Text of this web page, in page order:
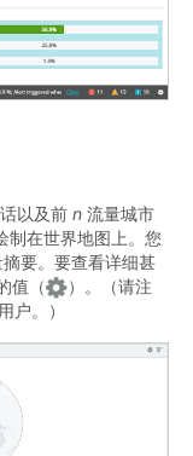
以及前 n 流量城市
制在世界地图上。您
要。要查看详细甚
值（
）。（请注
户。）